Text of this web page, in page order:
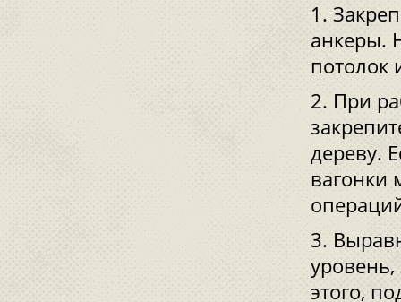
анкеры.
потолок
При
дереву.
вагонки
этого,